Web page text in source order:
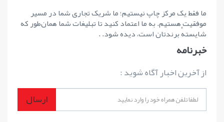
ما فقط یک مرکز چاپ نیستیم؛ ما شریک تجاری شما در مسیر
موفقیت هستیم. به ما اعتماد کنید تا تبلیغات شما همان‌طور که
شایستهٔ برندتان است، دیده شود. .
خبرنامه
از آخرین اخبار آگاه شوید :
ارسال